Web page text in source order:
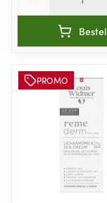
Bestel
PROMO